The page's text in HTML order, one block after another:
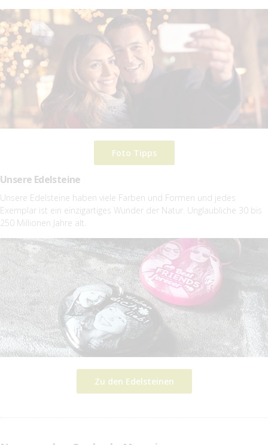
Foto Tipps
Unsere Edelsteine
Unsere Edelsteine haben viele Farben und Formen und jedes
Exemplar ist ein einzigartiges Wunder der Natur. Unglaubliche 30 bis
250 Millionen Jahre alt.
Zu den Edelsteinen